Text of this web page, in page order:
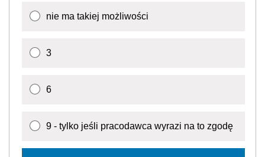
nie ma takiej możliwości
3
6
9 - tylko jeśli pracodawca wyrazi na to zgodę